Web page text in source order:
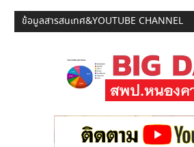
ข้อมูลสารสนเทศ&YOUTUBE CHANNEL